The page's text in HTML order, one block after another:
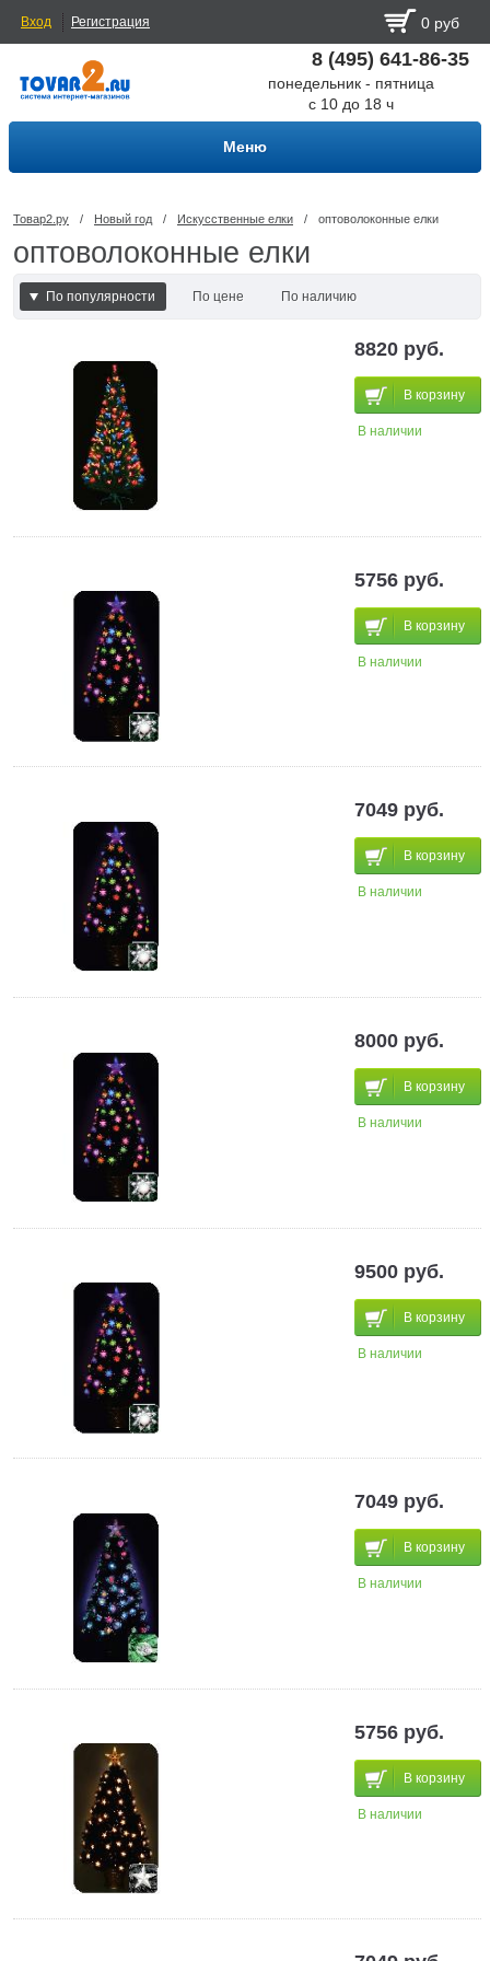
Вход Регистрация 0 руб
8 (495) 641-86-35
понедельник - пятница
с 10 до 18 ч
Меню
Товар2.ру / Новый год / Искусственные елки / оптоволоконные елки
оптоволоконные елки
По популярности По цене
По наличию
8820 руб.
В корзину
В наличии
5756 руб.
В корзину
В наличии
7049 руб.
В корзину
В наличии
8000 руб.
В корзину
В наличии
9500 руб.
В корзину
В наличии
7049 руб.
В корзину
В наличии
5756 руб.
В корзину
В наличии